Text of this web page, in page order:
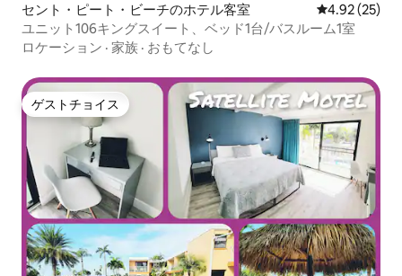
セント・ピート・ビーチのホテル客室 レビュー25
4.92 (25)
ユニット106キングスイート、ベッド1台/バスルーム1室
ロケーション · 家族 · おもてなし
ゲストチョイス
ゲストチョイス